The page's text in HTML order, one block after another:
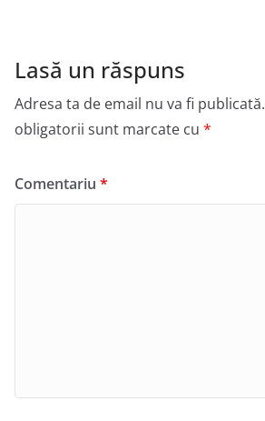
Lasă un răspuns
Adresa ta de email nu va fi publicată.
obligatorii sunt marcate cu *
Comentariu *